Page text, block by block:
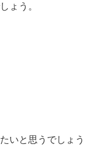
ょう。
いと思うでしょう